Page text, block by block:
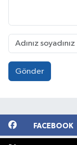
Gönder
FACEBOOK